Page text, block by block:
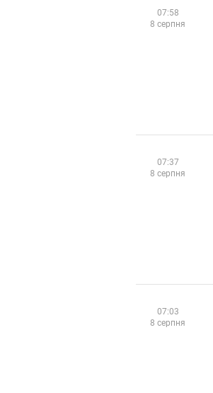
07:58
8 серпня
07:37
8 серпня
07:03
8 серпня